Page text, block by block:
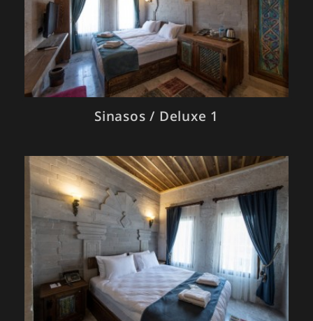
Sinasos / Deluxe 1